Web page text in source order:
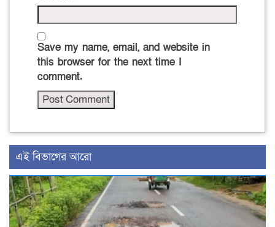
Save my name, email, and website in
this browser for the next time I
comment.
এই বিভাগের আরো